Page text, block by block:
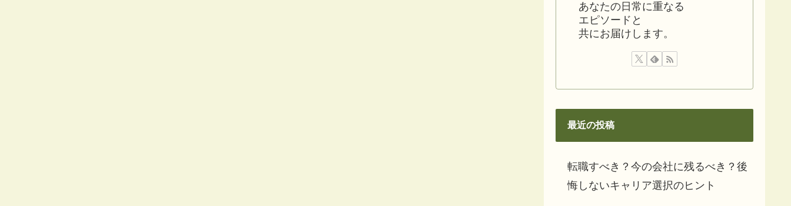
あなたの日常に重なる
エピソードと
共にお届けします。
最近の投稿
転職すべき？今の会社に残るべき？後
悔しないキャリア選択のヒント